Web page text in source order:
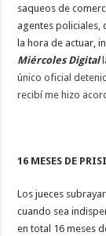
saqueos de
agentes policiales,
la hora de actuar,
Miércoles Digital
único oficial
recibí me hizo
16 MESES DE
Los jueces
cuando sea
en total 16 meses